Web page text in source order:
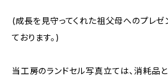
(成長を見守ってくれた祖父母へのプレゼ
ております。)
当工房のランドセル写真立ては、消耗品